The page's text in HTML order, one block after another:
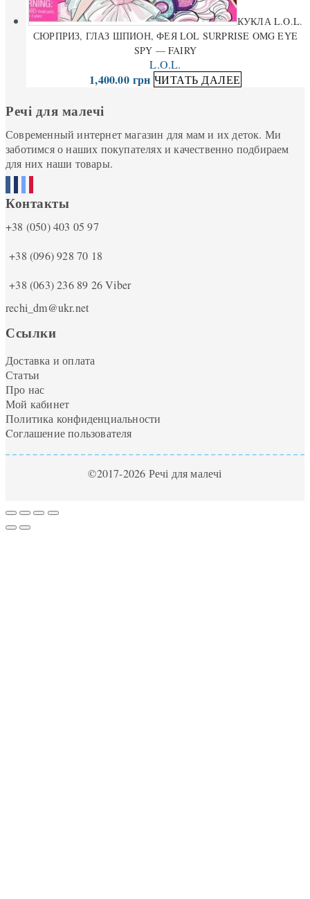
КУКЛА L.O.L.
СЮРПРИЗ, ГЛАЗ ШПИОН, ФЕЯ LOL SURPRISE OMG EYE
SPY — FAIRY
L.O.L.
1,400.00 грн ЧИТАТЬ ДАЛЕЕ
Речі для малечі
Современный интернет магазин для мам и их деток. Ми
заботимся о наших покупателях и качественно подбираем
для них наши товары.
Контакты
+38 (050) 403 05 97
+38 (096) 928 70 18
+38 (063) 236 89 26Viber
rechi_dm@ukr.net
Ссылки
Доставка и оплата
Статьи
Про нас
Мой кабинет
Политика конфиденциальности
Cоглашение пользователя
©2017-2026 Речі для малечі